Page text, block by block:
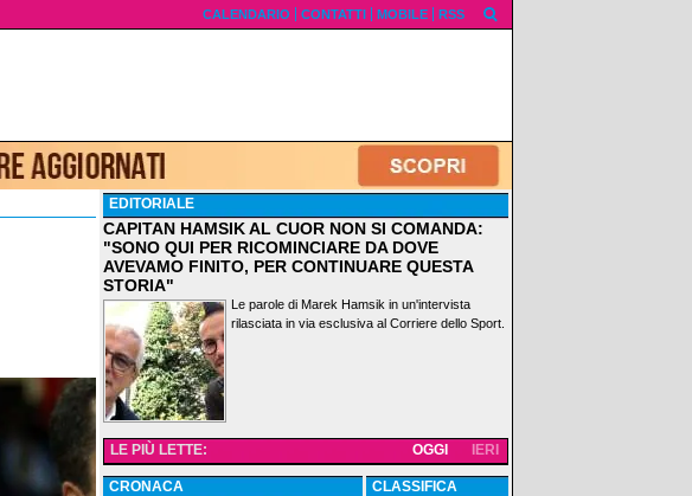
CALENDARIO CONTATTI MOBILE RSS
EDITORIALE
CAPITAN HAMSIK AL CUOR NON SI COMANDA:
"SONO QUI PER RICOMINCIARE DA DOVE
AVEVAMO FINITO, PER CONTINUARE QUESTA
STORIA"
Le parole di Marek Hamsik in un'intervista
rilasciata in via esclusiva al Corriere dello Sport.
LE PIÙ LETTE: IERI
OGGI
CRONACA CLASSIFICA